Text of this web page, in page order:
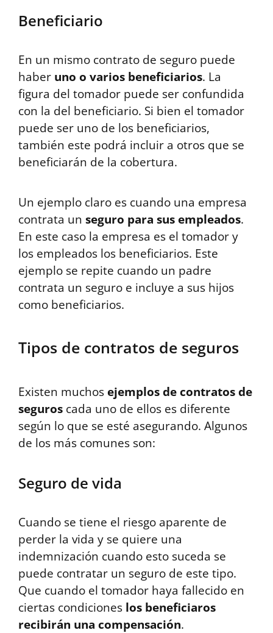
Beneficiario
En un mismo contrato de seguro puede
haber uno o varios beneficiarios. La
figura del tomador puede ser confundida
con la del beneficiario. Si bien el tomador
puede ser uno de los beneficiarios,
también este podrá incluir a otros que se
beneficiarán de la cobertura.
Un ejemplo claro es cuando una empresa
contrata un seguro para sus empleados.
En este caso la empresa es el tomador y
los empleados los beneficiarios. Este
ejemplo se repite cuando un padre
contrata un seguro e incluye a sus hijos
como beneficiarios.
Tipos de contratos de seguros
Existen muchos ejemplos de contratos de
seguros cada uno de ellos es diferente
según lo que se esté asegurando. Algunos
de los más comunes son:
Seguro de vida
Cuando se tiene el riesgo aparente de
perder la vida y se quiere una
indemnización cuando esto suceda se
puede contratar un seguro de este tipo.
Que cuando el tomador haya fallecido en
ciertas condiciones los beneficiaros
recibirán una compensación.